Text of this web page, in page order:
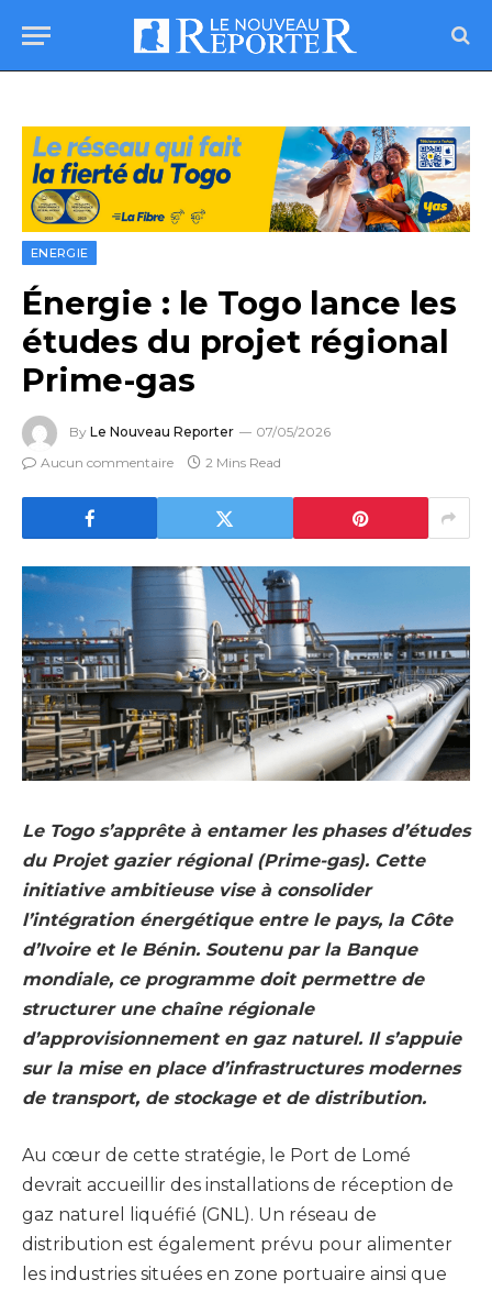
ENERGIE
Énergie : le Togo lance les
études du projet régional
Prime-gas
By Le Nouveau Reporter
07/05/2026
Aucun commentaire
2 Mins Read
Le Togo s’apprête à entamer les phases d’études
du Projet gazier régional (Prime-gas). Cette
initiative ambitieuse vise à consolider
l’intégration énergétique entre le pays, la Côte
d’Ivoire et le Bénin. Soutenu par la Banque
mondiale, ce programme doit permettre de
structurer une chaîne régionale
d’approvisionnement en gaz naturel. Il s’appuie
sur la mise en place d’infrastructures modernes
de transport, de stockage et de distribution.
Au cœur de cette stratégie, le Port de Lomé
devrait accueillir des installations de réception de
gaz naturel liquéfié (GNL). Un réseau de
distribution est également prévu pour alimenter
les industries situées en zone portuaire ainsi que